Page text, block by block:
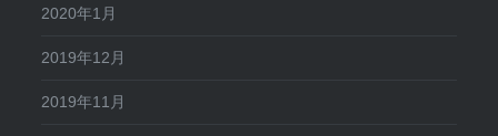
2020年1月
2019年12月
2019年11月